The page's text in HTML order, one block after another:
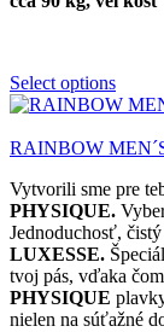
Select options
RAINBOW
Vytvorili sme pre
PHYSIQUE.
Jednoduchosť,
LUXESSE.
tvoj pás, vďaka
PHYSIQUE
nielen na súťažné